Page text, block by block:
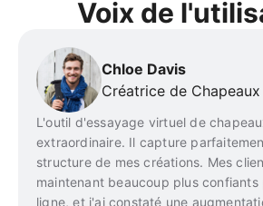
Voix de
Chloe Davis
Créatrice de Chapeaux
L'outil d'essayage virtuel de
extraordinaire. Il capture
structure de mes créations. Mes
maintenant beaucoup plus confiants
ligne, et j'ai constaté une